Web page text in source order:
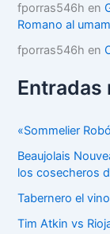
fporras546h en
Romano al
fporras546h en
Entradas
«Sommelier
Beaujolais
los cosecheros
Tabernero el
Tim Atkin vs